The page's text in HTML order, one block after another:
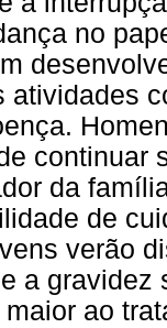
no
atividades
continuar
da
de
verão
a gravidez
ao